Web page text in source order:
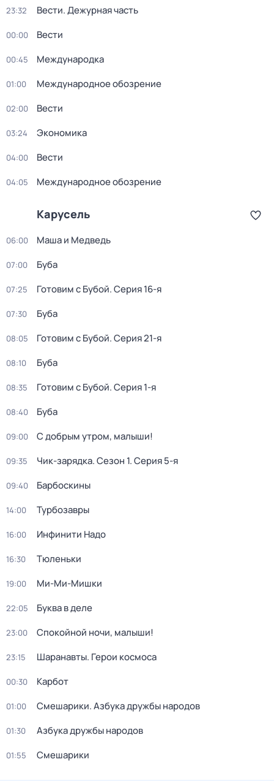
23:32 Вести. Дежурная часть
00:00 Вести
00:45 Международка
01:00 Международное обозрение
02:00 Вести
03:24 Экономика
04:00 Вести
04:05 Международное обозрение
Карусель
06:00 Маша и Медведь
07:00 Буба
07:25 Готовим с Бубой. Серия 16-я
07:30 Буба
08:05 Готовим с Бубой. Серия 21-я
08:10 Буба
08:35 Готовим с Бубой. Серия 1-я
08:40 Буба
09:00 С добрым утром, малыши!
09:35 Чик-зарядка. Сезон 1. Серия 5-я
09:40 Барбоскины
14:00 Турбозавры
16:00 Инфинити Надо
16:30 Тюленьки
19:00 Ми-Ми-Мишки
22:05 Буква в деле
23:00 Спокойной ночи, малыши!
23:15 Шаранавты. Герои космоса
00:30 Карбот
01:00 Смешарики. Азбука дружбы народов
01:30 Азбука дружбы народов
01:55 Смешарики